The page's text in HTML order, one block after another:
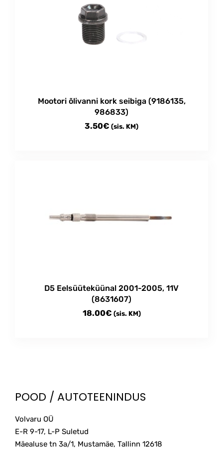
Mootori õlivanni kork seibiga (9186135,
986833)
3.50€ (sis. KM)
D5 Eelsüüteküünal 2001-2005, 11V
(8631607)
18.00€ (sis. KM)
POOD / AUTOTEENINDUS
Volvaru OÜ
E-R 9-17, L-P Suletud
Mäealuse tn 3a/1, Mustamäe, Tallinn 12618